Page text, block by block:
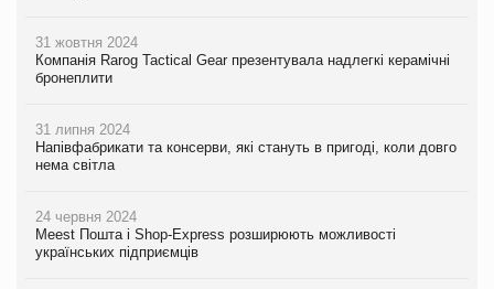
31 жовтня 2024
Компанія Rarog Tactical Gear презентувала надлегкі керамічні
бронеплити
31 липня 2024
Напівфабрикати та консерви, які стануть в пригоді, коли довго
нема світла
24 червня 2024
Meest Пошта і Shop-Express розширюють можливості
українських підприємців